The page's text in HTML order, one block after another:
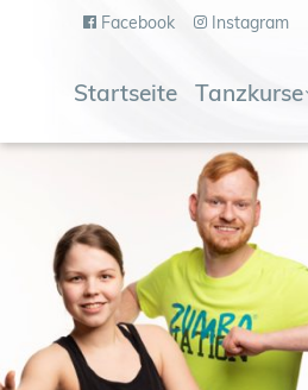
Startseite Tanzkurse
Facebook Instagram